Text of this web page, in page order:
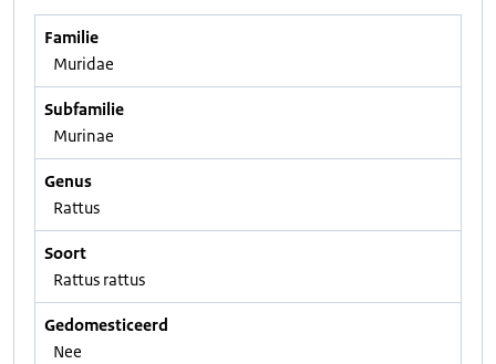
Familie
Muridae
Subfamilie
Murinae
Genus
Rattus
Soort
Rattus rattus
Gedomesticeerd
Nee